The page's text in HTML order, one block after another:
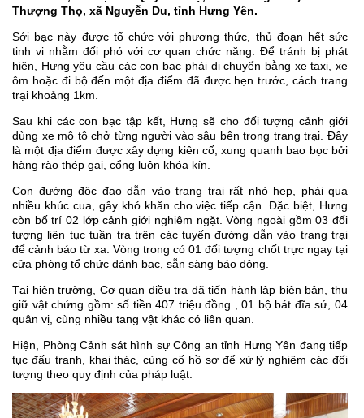
Thượng Thọ, xã Nguyễn Du, tỉnh Hưng Yên.
Sới bạc này được tổ chức với phương thức, thủ đoạn hết sức
tinh vi nhằm đối phó với cơ quan chức năng. Để tránh bị phát
hiện, Hưng yêu cầu các con bạc phải di chuyển bằng xe taxi, xe
ôm hoặc đi bộ đến một địa điểm đã được hẹn trước, cách trang
trại khoảng 1km.
Sau khi các con bạc tập kết, Hưng sẽ cho đối tượng cảnh giới
dùng xe mô tô chở từng người vào sâu bên trong trang trại. Đây
là một địa điểm được xây dựng kiên cố, xung quanh bao bọc bởi
hàng rào thép gai, cổng luôn khóa kín.
Con đường độc đạo dẫn vào trang trại rất nhỏ hẹp, phải qua
nhiều khúc cua, gây khó khăn cho việc tiếp cận. Đặc biệt, Hưng
còn bố trí 02 lớp cảnh giới nghiêm ngặt. Vòng ngoài gồm 03 đối
tượng liên tục tuần tra trên các tuyến đường dẫn vào trang trại
để cảnh báo từ xa. Vòng trong có 01 đối tượng chốt trực ngay tại
cửa phòng tổ chức đánh bạc, sẵn sàng báo động.
Tại hiện trường, Cơ quan điều tra đã tiến hành lập biên bản, thu
giữ vật chứng gồm: số tiền 407 triệu đồng , 01 bộ bát đĩa sứ, 04
quân vị, cùng nhiều tang vật khác có liên quan.
Hiện, Phòng Cảnh sát hình sự Công an tỉnh Hưng Yên đang tiếp
tục đấu tranh, khai thác, củng cố hồ sơ để xử lý nghiêm các đối
tượng theo quy định của pháp luật.